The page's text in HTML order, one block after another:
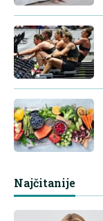
Najčitanije